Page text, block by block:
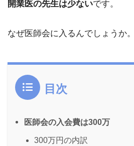
開業医の先生は少ないです。
なぜ医師会に入るんでしょうか。
目次
医師会の入会費は300万
300万円の内訳